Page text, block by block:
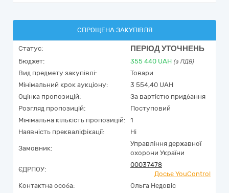
СПРОЩЕНА ЗАКУПІВЛЯ
Статус: ПЕРІОД УТОЧНЕНЬ
Бюджет: 355 440 UAH (з ПДВ)
Вид предмету закупівлі:
Товари
Мінімальний крок аукціону:
3 554,40 UAH
Оцінка пропозицій:
За вартістю придбання
Розгляд пропозицій:
Поступовий
Мінімальна кількість пропозицій:
1
Наявність прекваліфікації:
Ні
Замовник:
Управління державної
охорони України
ЄДРПОУ:
00037478
Досьє YouControl
Контактна особа:
Ольга Недовіс